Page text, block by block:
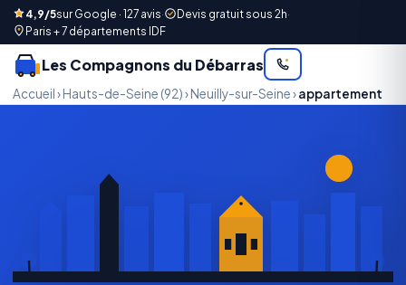
4,9/5sur Google · 127 avis· Devis gratuit sous 2h·
Paris + 7 départements IDF
Les Compagnons du Débarras
Accueil› Hauts-de-Seine (92)› Neuilly-sur-Seine› appartement